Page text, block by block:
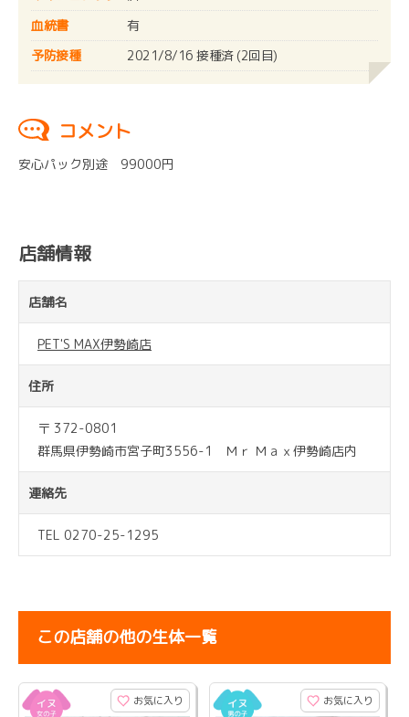
血統書
有
予防接種
2021/8/16 接種済 (2回目)
コメント
安心パック別途 99000円
店舗情報
店舗名
PET'S MAX伊勢崎店
住所
〒 372-0801
群馬県伊勢崎市宮子町3556-1 Ｍｒ Ｍａｘ伊勢崎店内
連絡先
TEL 0270-25-1295
この店舗の他の生体一覧
お気に入り お気に入り